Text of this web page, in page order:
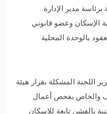
برئاسة مدير الإدارة
الإسكان وعضو قانوني
بالوحدة المحلية
المشكلة بقرار هيئة
والخاص بفحص أعمال
32 عمارة سكنية بالفشن تابعة للإسكان